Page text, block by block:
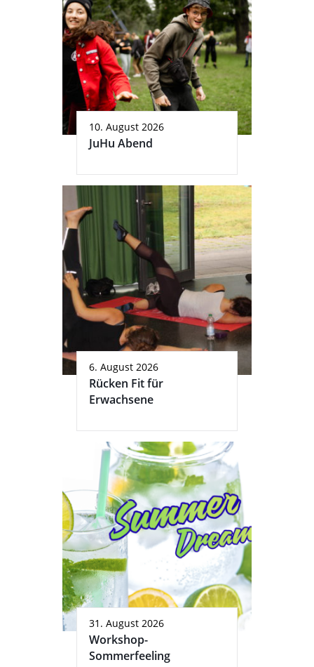
10. August 2026
JuHu Abend
6. August 2026
Rücken Fit für
Erwachsene
31. August 2026
Workshop-
Sommerfeeling